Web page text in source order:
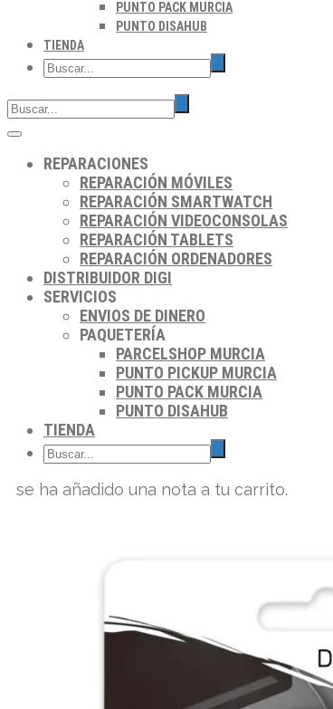
PUNTO PACK MURCIA
PUNTO DISAHUB
TIENDA
REPARACIONES
REPARACIÓN MÓVILES
REPARACIÓN SMARTWATCH
REPARACIÓN VIDEOCONSOLAS
REPARACIÓN TABLETS
REPARACIÓN ORDENADORES
DISTRIBUIDOR DIGI
SERVICIOS
ENVIOS DE DINERO
PAQUETERÍA
PARCELSHOP MURCIA
PUNTO PICKUP MURCIA
PUNTO PACK MURCIA
PUNTO DISAHUB
TIENDA
se ha añadido una nota a tu carrito.